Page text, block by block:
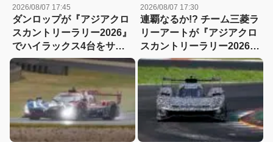
2026/08/07 17:45
ダンロップが『アジアクロ
スカントリーラリー2026』
でハイラックス4台をサポ
ート！横浜ゴムのトライト
ンと真っ向勝負!?
2026/08/07 17:30
連覇なるか!? チーム三菱ラ
リーアートが『アジアクロ
スカントリーラリー2026』
に挑む！必勝を期す3台体
制!!